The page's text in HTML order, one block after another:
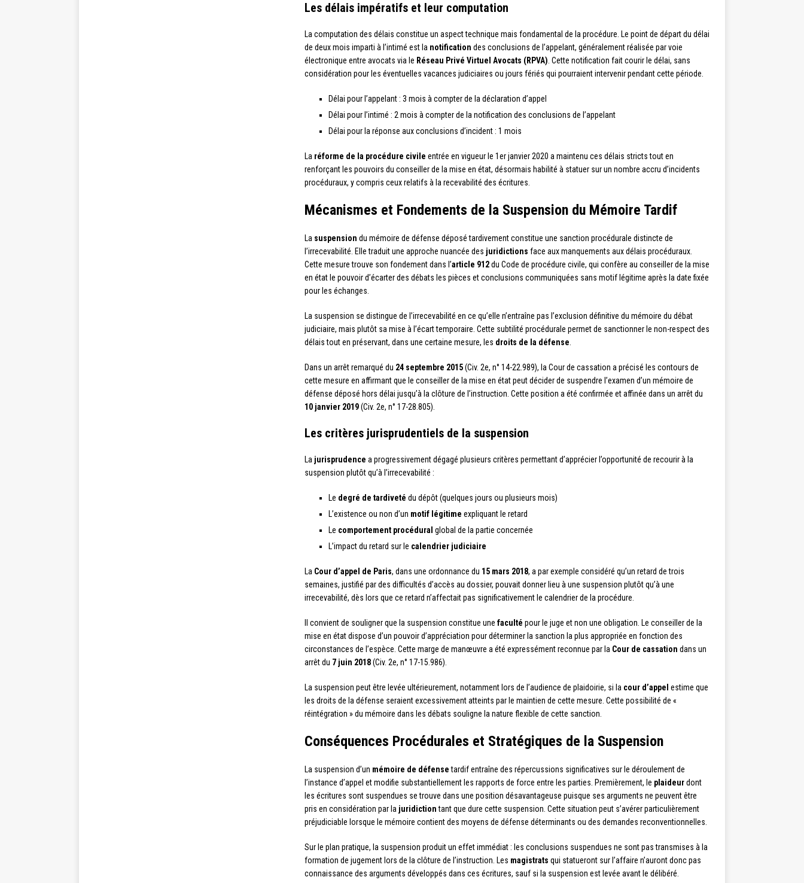
Les délais impératifs et leur computation
La computation des délais constitue un aspect technique mais fondamental de la procédure. Le point de départ du délai
de deux mois imparti à l’intimé est la notification des conclusions de l’appelant, généralement réalisée par voie
électronique entre avocats via le Réseau Privé Virtuel Avocats (RPVA) . Cette notification fait courir le délai, sans
considération pour les éventuelles vacances judiciaires ou jours fériés qui pourraient intervenir pendant cette période.
Délai pour l’appelant : 3 mois à compter de la déclaration d’appel
Délai pour l’intimé : 2 mois à compter de la notification des conclusions de l’appelant
Délai pour la réponse aux conclusions d’incident : 1 mois
La réforme de la procédure civile entrée en vigueur le 1er janvier 2020 a maintenu ces délais stricts tout en
renforçant les pouvoirs du conseiller de la mise en état, désormais habilité à statuer sur un nombre accru d’incidents
procéduraux, y compris ceux relatifs à la recevabilité des écritures.
Mécanismes et Fondements de la Suspension du Mémoire Tardif
La suspension du mémoire de défense déposé tardivement constitue une sanction procédurale distincte de
l’irrecevabilité. Elle traduit une approche nuancée des juridictions face aux manquements aux délais procéduraux.
Cette mesure trouve son fondement dans l’article 912du Code de procédure civile, qui confère au conseiller de la mise
en état le pouvoir d’écarter des débats les pièces et conclusions communiquées sans motif légitime après la date fixée
pour les échanges.
La suspension se distingue de l’irrecevabilité en ce qu’elle n’entraîne pas l’exclusion définitive du mémoire du débat
judiciaire, mais plutôt sa mise à l’écart temporaire. Cette subtilité procédurale permet de sanctionner le non-respect des
délais tout en préservant, dans une certaine mesure, les droits de la défense
Dans un arrêt remarqué du 24 septembre 2015(Civ. 2e, n° 14-22.989), la Cour de cassation a précisé les contours de
cette mesure en affirmant que le conseiller de la mise en état peut décider de suspendre l’examen d’un mémoire de
défense déposé hors délai jusqu’à la clôture de l’instruction. Cette position a été confirmée et affinée dans un arrêt du
10 janvier 2019(Civ. 2e, n° 17-28.805).
Les critères jurisprudentiels de la suspension
La jurisprudence a progressivement dégagé plusieurs critères permettant d’apprécier l’opportunité de recourir à la
suspension plutôt qu’à l’irrecevabilité :
Le degré de tardiveté du dépôt (quelques jours ou plusieurs mois)
L’existence ou non d’un motif légitime expliquant le retard
Le comportement procédural global de la partie concernée
L’impact du retard sur le calendrier judiciaire
La Cour d’appel de Paris, dans une ordonnance du 15 mars 2018, a par exemple considéré qu’un retard de trois
semaines, justifié par des difficultés d’accès au dossier, pouvait donner lieu à une suspension plutôt qu’à une
irrecevabilité, dès lors que ce retard n’affectait pas significativement le calendrier de la procédure.
Il convient de souligner que la suspension constitue une faculté pour le juge et non une obligation. Le conseiller de la
mise en état dispose d’un pouvoir d’appréciation pour déterminer la sanction la plus appropriée en fonction des
circonstances de l’espèce. Cette marge de manœuvre a été expressément reconnue par la Cour de cassation dans un
arrêt du 7 juin 2018(Civ. 2e, n° 17-15.986).
La suspension peut être levée ultérieurement, notamment lors de l’audience de plaidoirie, si la cour d’appel estime que
les droits de la défense seraient excessivement atteints par le maintien de cette mesure. Cette possibilité de «
réintégration » du mémoire dans les débats souligne la nature flexible de cette sanction.
Conséquences Procédurales et Stratégiques de la Suspension
La suspension d’un mémoire de défensetardif entraîne des répercussions significatives sur le déroulement de
l’instance d’appel et modifie substantiellement les rapports de force entre les parties. Premièrement, le plaideurdont
les écritures sont suspendues se trouve dans une position désavantageuse puisque ses arguments ne peuvent être
pris en considération par la juridictiontant que dure cette suspension. Cette situation peut s’avérer particulièrement
préjudiciable lorsque le mémoire contient des moyens de défense déterminants ou des demandes reconventionnelles.
Sur le plan pratique, la suspension produit un effet immédiat : les conclusions suspendues ne sont pas transmises à la
formation de jugement lors de la clôture de l’instruction. Les magistrats qui statueront sur l’affaire n’auront donc pas
connaissance des arguments développés dans ces écritures, sauf si la suspension est levée avant le délibéré.